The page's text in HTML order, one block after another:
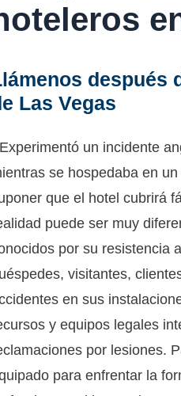
después
Las Vegas
un incidente
se hospedaba en
que el hotel cubrirá
puede ser muy
por su resistencia
visitantes,
en sus
y equipos legales
por lesiones.
para enfrentar la